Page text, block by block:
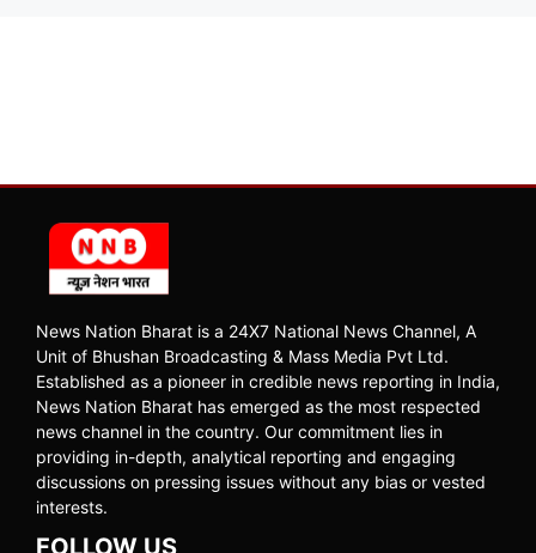
News Nation Bharat is a 24X7 National News Channel, A
Unit of Bhushan Broadcasting & Mass Media Pvt Ltd.
Established as a pioneer in credible news reporting in India,
News Nation Bharat has emerged as the most respected
news channel in the country. Our commitment lies in
providing in-depth, analytical reporting and engaging
discussions on pressing issues without any bias or vested
interests.